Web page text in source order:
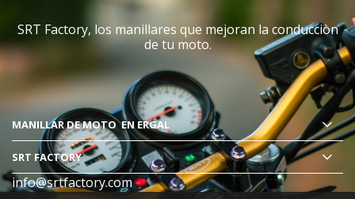
SRT Factory, los manillares que mejoran la conducciòn
de tu moto.
MANILLAR DE MOTOEN ERGAL
SRT FACTORY
info@srtfactory.com